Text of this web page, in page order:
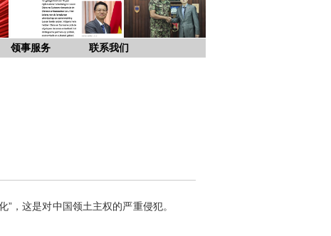
领事服务 联系我们
这是对中国领土主权的严重侵犯。